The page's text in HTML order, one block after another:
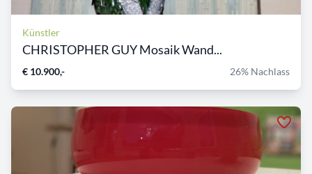
Künstler
CHRISTOPHER GUY Mosaik Wand...
€ 10.900,- 26% Nachlass